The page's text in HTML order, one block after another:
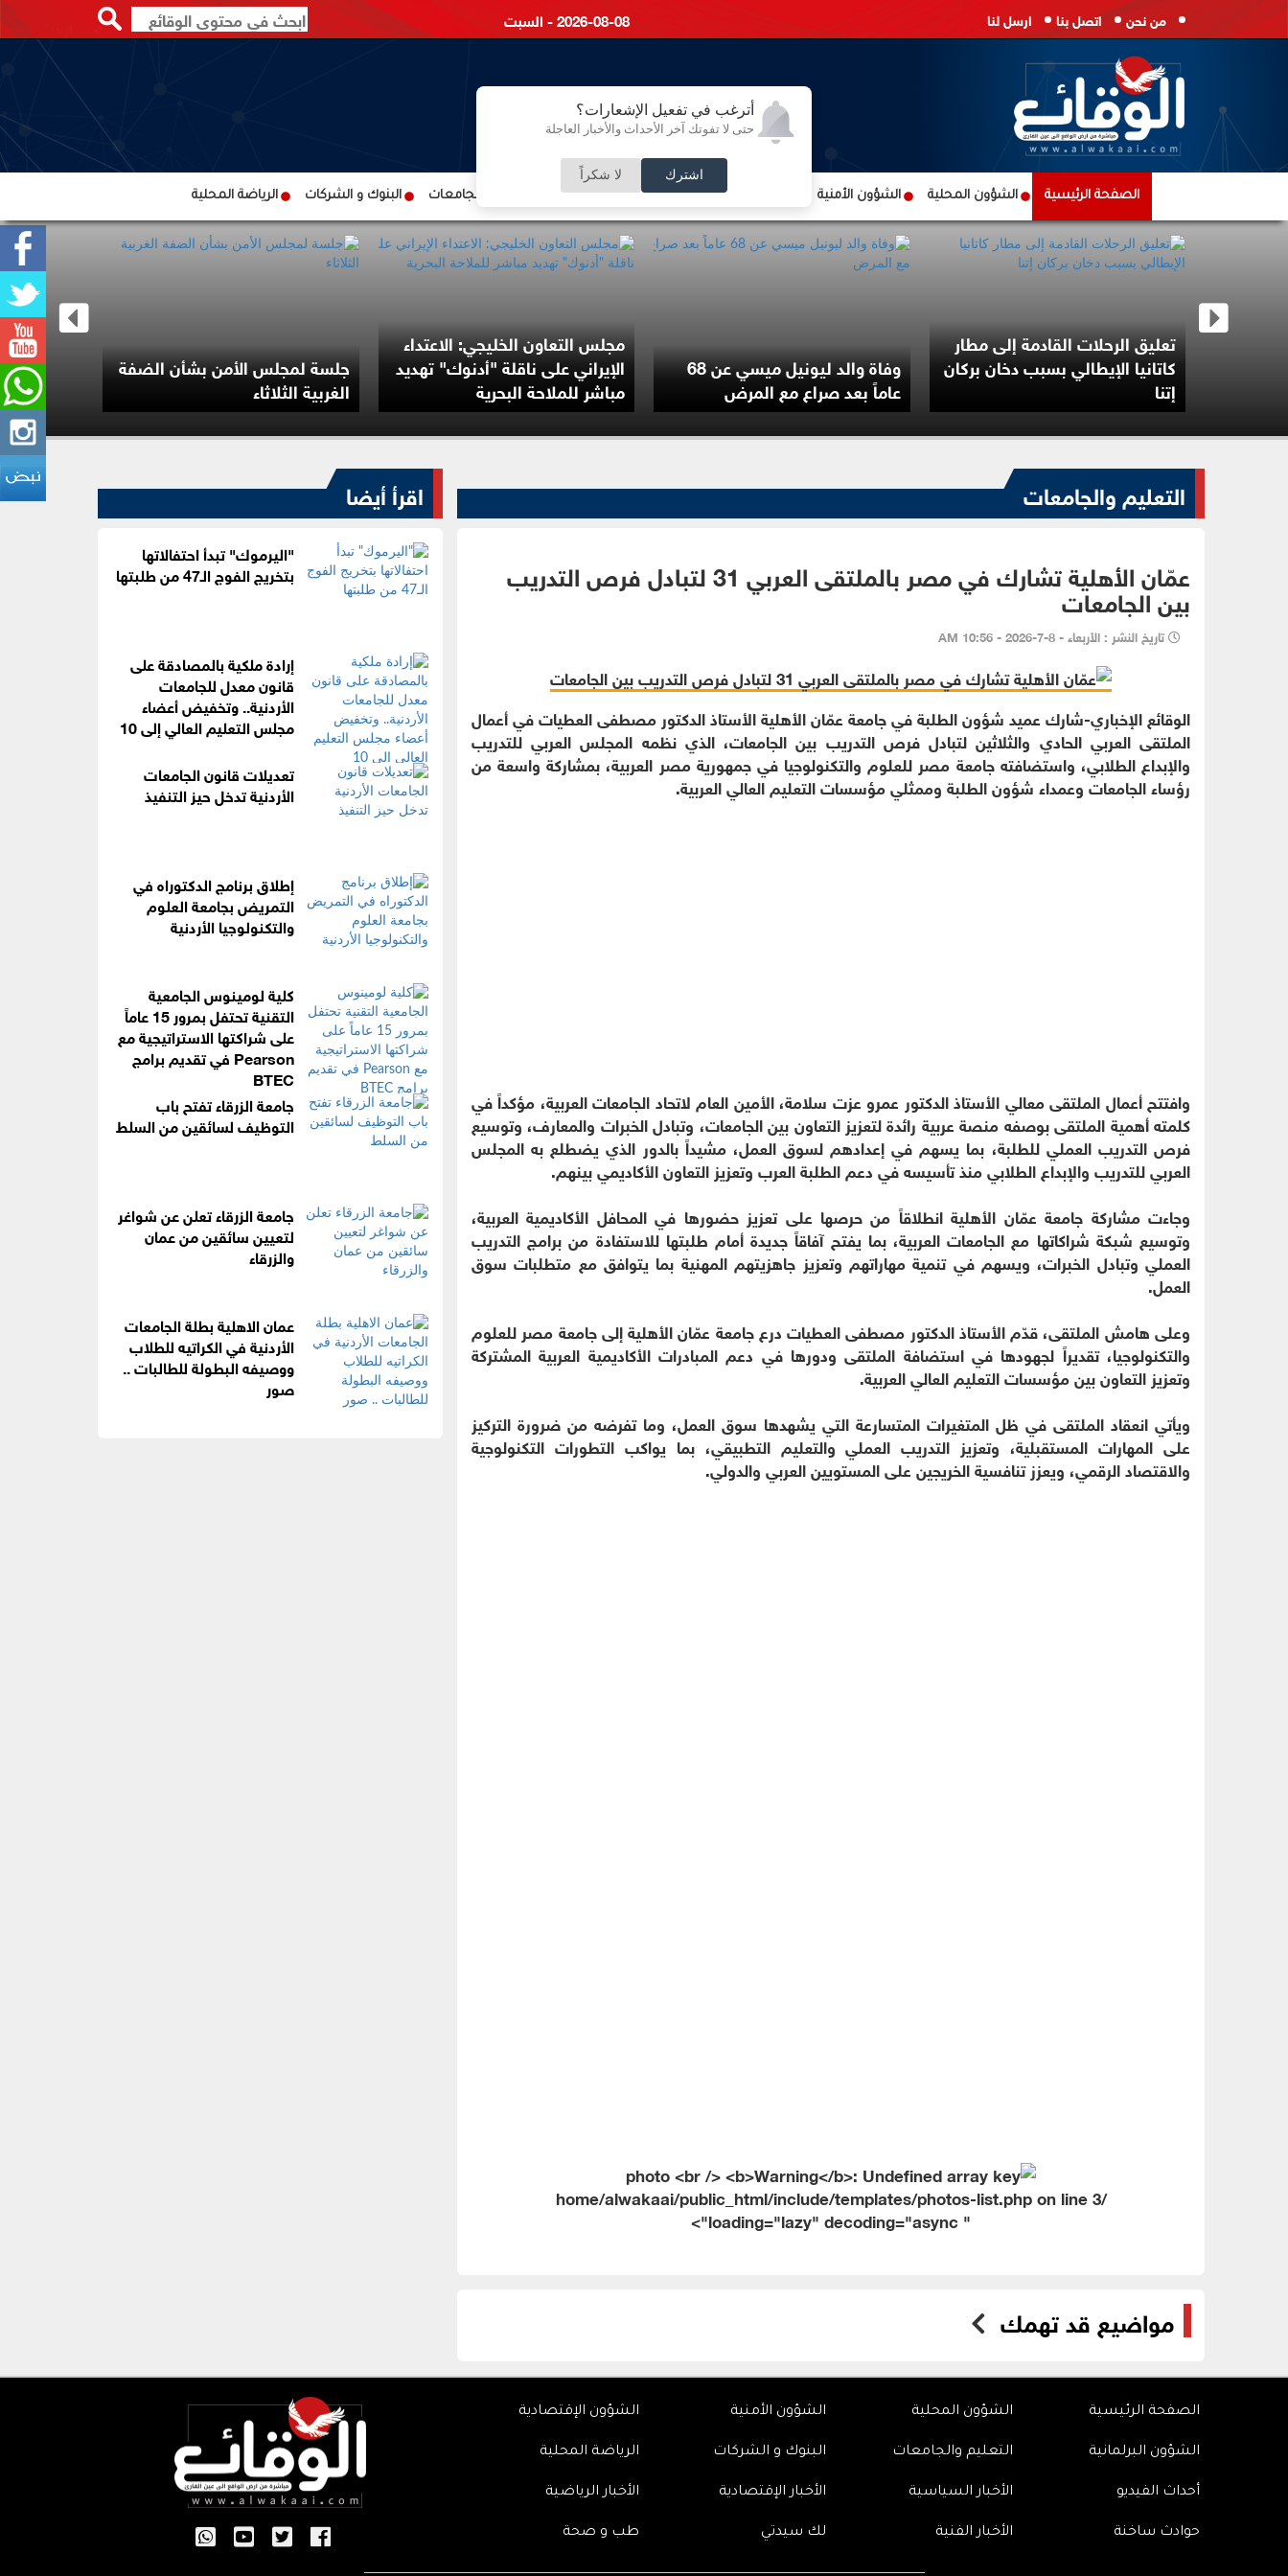
أترغب في تفعيل الإشعارات؟
حتى لا تفوتك آخر الأحداث والأخبار العاجلة
اشترك لا شكراً
من نحن اتصل بنا ارسل لنا 2026-08-08 - السبت
الصفحة الرئيسية الشؤون المحلية الشؤون الأمنية الشؤون الإقتصادية الشؤون البرلمانية التعليم والجامعات البنوك و الشركات الرياضة المحلية
تعليق الرحلات القادمة إلى مطار
كاتانيا الإيطالي بسبب دخان بركان
إتنا
وفاة والد ليونيل ميسي عن 68
عاماً بعد صراع مع المرض
مجلس التعاون الخليجي: الاعتداء
الإيراني على ناقلة "أدنوك" تهديد
مباشر للملاحة البحرية
جلسة لمجلس الأمن بشأن الضفة
الغربية الثلاثاء
رئيس
بلاده
دول الجوار
التعليم والجامعات
عمّان الأهلية تشارك في مصر بالملتقى العربي 31 لتبادل فرص التدريب
بين الجامعات
تاريخ النشر : الأربعاء - 8-7-2026 - 10:56 AM
الوقائع الإخباري-شارك عميد شؤون الطلبة في جامعة عمّان الأهلية الأستاذ الدكتور مصطفى العطيات في أعمال
الملتقى العربي الحادي والثلاثين لتبادل فرص التدريب بين الجامعات، الذي نظمه المجلس العربي للتدريب
والإبداع الطلابي، واستضافته جامعة مصر للعلوم والتكنولوجيا في جمهورية مصر العربية، بمشاركة واسعة من
رؤساء الجامعات وعمداء شؤون الطلبة وممثلي مؤسسات التعليم العالي العربية.
وافتتح أعمال الملتقى معالي الأستاذ الدكتور عمرو عزت سلامة، الأمين العام لاتحاد الجامعات العربية، مؤكداً في
كلمته أهمية الملتقى بوصفه منصة عربية رائدة لتعزيز التعاون بين الجامعات، وتبادل الخبرات والمعارف، وتوسيع
فرص التدريب العملي للطلبة، بما يسهم في إعدادهم لسوق العمل، مشيداً بالدور الذي يضطلع به المجلس
العربي للتدريب والإبداع الطلابي منذ تأسيسه في دعم الطلبة العرب وتعزيز التعاون الأكاديمي بينهم.
وجاءت مشاركة جامعة عمّان الأهلية انطلاقاً من حرصها على تعزيز حضورها في المحافل الأكاديمية العربية،
وتوسيع شبكة شراكاتها مع الجامعات العربية، بما يفتح آفاقاً جديدة أمام طلبتها للاستفادة من برامج التدريب
العملي وتبادل الخبرات، ويسهم في تنمية مهاراتهم وتعزيز جاهزيتهم المهنية بما يتوافق مع متطلبات سوق
العمل.
وعلى هامش الملتقى، قدّم الأستاذ الدكتور مصطفى العطيات درع جامعة عمّان الأهلية إلى جامعة مصر للعلوم
والتكنولوجيا، تقديراً لجهودها في استضافة الملتقى ودورها في دعم المبادرات الأكاديمية العربية المشتركة
وتعزيز التعاون بين مؤسسات التعليم العالي العربية.
ويأتي انعقاد الملتقى في ظل المتغيرات المتسارعة التي يشهدها سوق العمل، وما تفرضه من ضرورة التركيز
على المهارات المستقبلية، وتعزيز التدريب العملي والتعليم التطبيقي، بما يواكب التطورات التكنولوجية
والاقتصاد الرقمي، ويعزز تنافسية الخريجين على المستويين العربي والدولي.
/home/alwakaai/public_html/include/templates/photos-list.php on line
3
" loading="lazy" decoding="async">
مواضيع قد تهمك
اقرأ أيضا
"اليرموك" تبدأ احتفالاتها
بتخريج الفوج الـ47 من طلبتها
إرادة ملكية بالمصادقة على
قانون معدل للجامعات
الأردنية.. وتخفيض أعضاء
مجلس التعليم العالي إلى 10
تعديلات قانون الجامعات
الأردنية تدخل حيز التنفيذ
إطلاق برنامج الدكتوراه في
التمريض بجامعة العلوم
والتكنولوجيا الأردنية
كلية لومينوس الجامعية
التقنية تحتفل بمرور 15 عاماً
على شراكتها الاستراتيجية مع
Pearson في تقديم برامج
BTEC
جامعة الزرقاء تفتح باب
التوظيف لسائقين من السلط
جامعة الزرقاء تعلن عن شواغر
لتعيين سائقين من عمان
والزرقاء
عمان الاهلية بطلة الجامعات
الأردنية في الكراتيه للطلاب
ووصيفه البطولة للطالبات ..
صور
الصفحة الرئيسية الشؤون المحلية الشؤون الأمنية الشؤون الإقتصادية
الشؤون البرلمانية التعليم والجامعات البنوك و الشركات الرياضة المحلية
أحداث الفيديو الأخبار السياسية الأخبار الإقتصادية الأخبار الرياضية
حوادث ساخنة الأخبار الفنية لك سيدتي طب و صحة